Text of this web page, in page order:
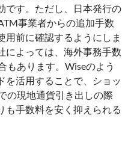
です。ただし、日本発行の
事業者からの追加手数
用前に確認するようにしま
によっては、海外事務手数
もあります。Wiseのよう
を活用することで、ショッ
の現地通貨引き出しの際
も手数料を安く抑えられる